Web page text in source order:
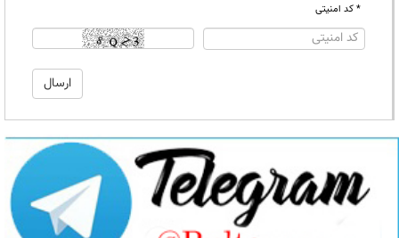
* کد امنیتی